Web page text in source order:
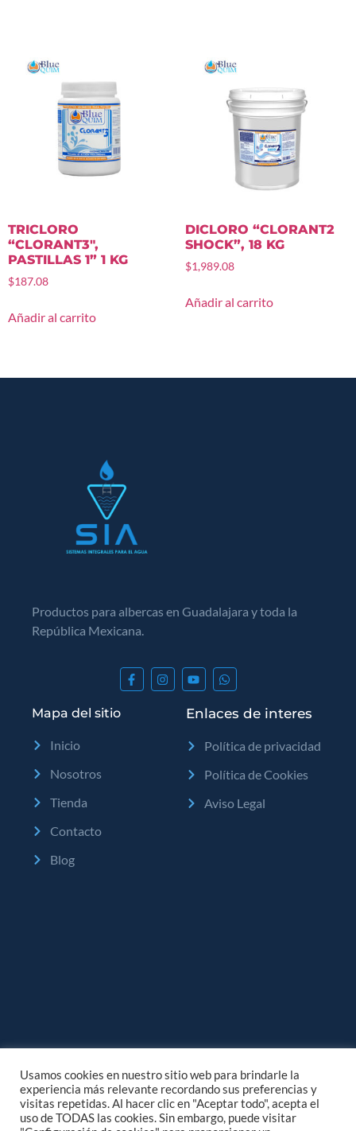
TRICLORO
“CLORANT3″,
PASTILLAS 1” 1 KG
$187.08
Añadir al carrito
DICLORO “CLORANT2
SHOCK”, 18 KG
$1,989.08
Añadir al carrito
Productos para albercas en Guadalajara y toda la
República Mexicana.
Mapa del sitio
Inicio
Nosotros
Tienda
Contacto
Blog
Enlaces de interes
Política de privacidad
Política de Cookies
Aviso Legal
Usamos cookies en nuestro sitio web para brindarle la
experiencia más relevante recordando sus preferencias y
visitas repetidas. Al hacer clic en "Aceptar todo", acepta el
uso de TODAS las cookies. Sin embargo, puede visitar